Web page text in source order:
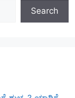
Search